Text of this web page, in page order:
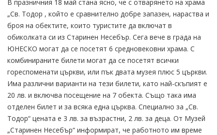
В празничния 18 май стана ясно, че с отварянето на храма
„Св. Тодор , който е сравнително добре запазен, нараства и
броя на обектите, които туристите да включат в
обиколката си из Старинен Несебър. Сега вече в града на
ЮНЕСКО могат да се посетят 6 средновековни храма. С
комбинираните билети могат да се посетят всички
гореспоменати църкви, или пък двата музея плюс 5 църкви.
Има различни варианти на тези билети, като най-скъпият е
20 лв. и включва посещение на 7 обекта. Също така има
отделен билет и за всяка една църква. Специално за „Св.
Тодор“ цената е 3 лв. за възрастни, 2 лв. за деца. От Музей
„Старинен Несебър“ информират, че работното им време